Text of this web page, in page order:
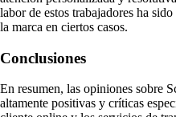
labor de estos trabajadores ha
la marca en ciertos casos.
Conclusiones
En resumen, las opiniones sobre
altamente positivas y críticas